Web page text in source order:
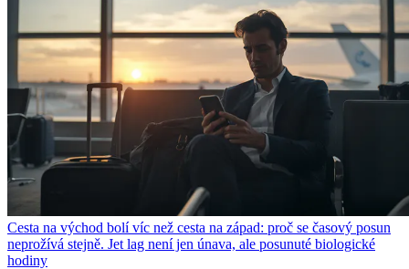
Cesta na východ bolí víc než cesta na západ: proč se časový posun
neprožívá stejně. Jet lag není jen únava, ale posunuté biologické
hodiny